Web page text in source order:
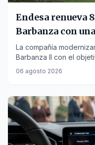
Endesa renueva
Barbanza con
millones
La compañía
Barbanza II con el
reducir el espacio
06 agosto 2026